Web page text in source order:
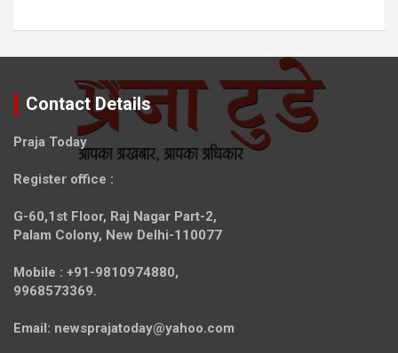
Contact Details
Praja Today
Register office :
G-60,1st Floor, Raj Nagar Part-2,
Palam Colony, New Delhi-110077
Mobile : +91-9810974880,
9968573369.
Email: newsprajatoday@yahoo.com